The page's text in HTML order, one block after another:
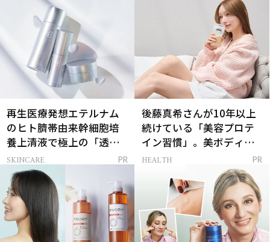
再生医療発想エテルナム
のヒト臍帯由来幹細胞培
養上清液で極上の「透明
感ハリ肌」へ
SKINCARE PR
後藤真希さんが10年以上
続けている「美容プロテ
イン習慣」。美ボディを
支える朝ルーティンと
HEALTH PR